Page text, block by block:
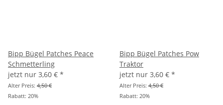
Bipp Bügel Patches Peace
Schmetterling
jetzt nur 3,60 € *
Alter Preis: 4,50 €
Rabatt: 20%
Bipp Bügel Patches Pow
Traktor
jetzt nur 3,60 € *
Alter Preis: 4,50 €
Rabatt: 20%